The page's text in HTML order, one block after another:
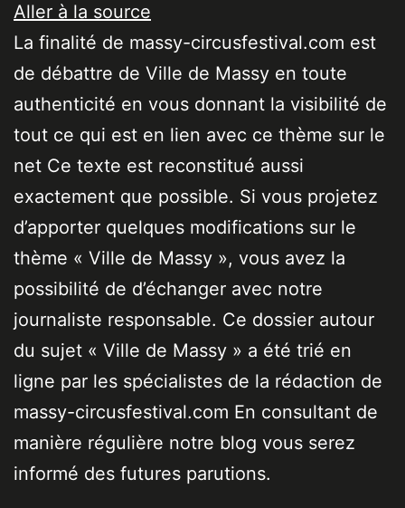
Aller à la source
La finalité de massy-circusfestival.com est
de débattre de Ville de Massy en toute
authenticité en vous donnant la visibilité de
tout ce qui est en lien avec ce thème sur le
net Ce texte est reconstitué aussi
exactement que possible. Si vous projetez
d’apporter quelques modifications sur le
thème « Ville de Massy », vous avez la
possibilité de d’échanger avec notre
journaliste responsable. Ce dossier autour
du sujet « Ville de Massy » a été trié en
ligne par les spécialistes de la rédaction de
massy-circusfestival.com En consultant de
manière régulière notre blog vous serez
informé des futures parutions.